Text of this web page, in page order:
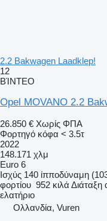
2.2 Bakwagen Laadklep!
12
ΒΊΝΤΕΟ
Opel MOVANO 2.2
26.850 € Χωρίς ΦΠΑ
Φορτηγό κόφα < 3.5τ
2022
148.171 χλμ
Euro 6
Ισχύς 140 ίπποδύναμη
φορτίου 952 κιλά Διάταξη
ελατήριο
Ολλανδία, Vuren